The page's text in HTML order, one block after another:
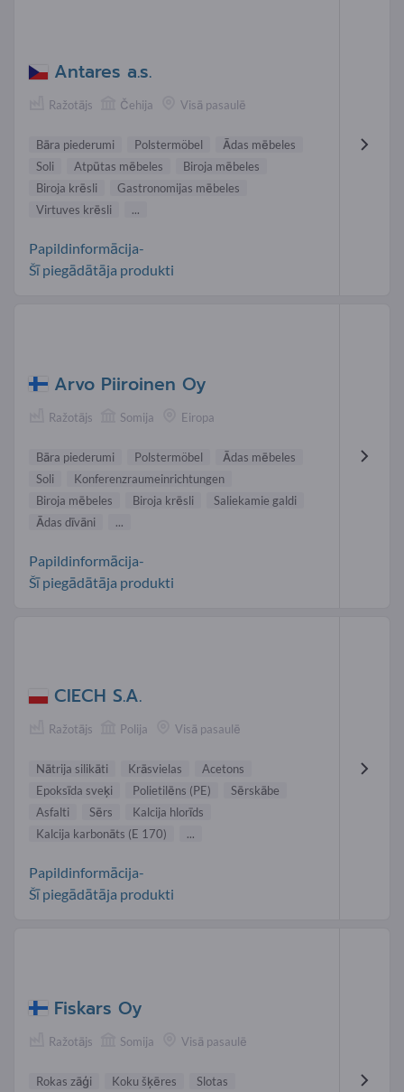
Antares a.s.
Ražotājs Čehija Visā pasaulē
Bāra piederumi Polstermöbel
Ādas mēbeles
Soli
Atpūtas mēbeles
Biroja mēbeles
Biroja krēsli
Gastronomijas mēbeles
Virtuves krēsli
...
Papildinformācija-
Šī piegādātāja produkti
Arvo Piiroinen Oy
Ražotājs Somija Eiropa
Bāra piederumi Polstermöbel
Ādas mēbeles
Soli
Konferenzraumeinrichtungen
Biroja mēbeles
Biroja krēsli
Saliekamie galdi
Ādas dīvāni
...
Papildinformācija-
Šī piegādātāja produkti
CIECH S.A.
Ražotājs Polija Visā pasaulē
Nātrija silikāti Krāsvielas
Acetons
Epoksīda sveķi
Polietilēns (PE)
Sērskābe
Asfalti
Sērs
Kalcija hlorīds
Kalcija karbonāts (E 170)
...
Papildinformācija-
Šī piegādātāja produkti
Fiskars Oy
Ražotājs Somija Visā pasaulē
Rokas zāģi Koku šķēres
Slotas